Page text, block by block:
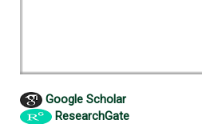
Google Scholar
ResearchGate